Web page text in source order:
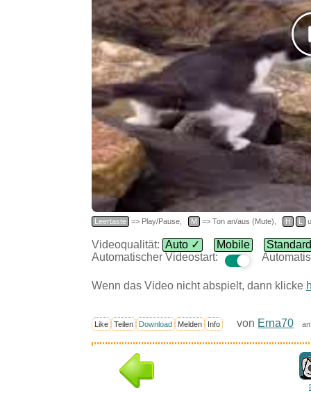
Leertaste => Play/Pause, M => Ton an/aus (Mute), H L
Videoqualität: Auto ✓ Mobile Standard
Automatischer Videostart:
Wenn das Video nicht abspielt, dann klicke
Like Teilen Download Melden Info von Erna70